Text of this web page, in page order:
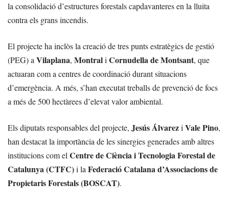
la consolidació d’estructures forestals capdavanteres en la lluita
contra els grans incendis.
El projecte ha inclòs la creació de tres punts estratègics de gestió
(PEG) a Vilaplana, Montrali Cornudella de Montsant, que
actuaran com a centres de coordinació durant situacions
d’emergència. A més, s’han executat treballs de prevenció de focs
a més de 500 hectàrees d’elevat valor ambiental.
Els diputats responsables del projecte, Jesús Álvarezi Vale Pino,
han destacat la importància de les sinergies generades amb altres
institucions com el Centre de Ciència i Tecnologia Forestal de
Catalunya (CTFC)i la Federació Catalana d’Associacions de
Propietaris Forestals (BOSCAT).